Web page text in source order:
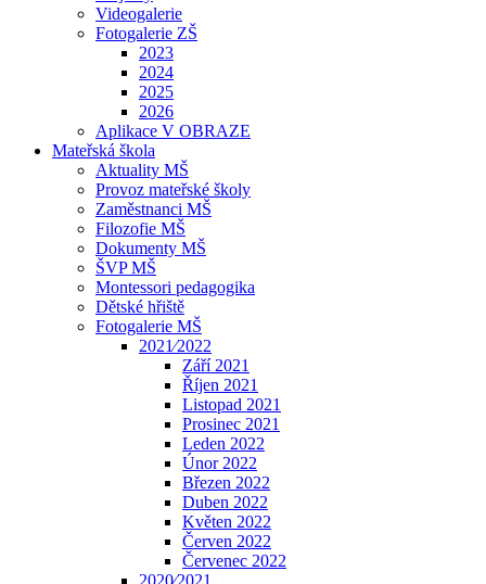
Videogalerie
Fotogalerie ZŠ
2023
2024
2025
2026
Aplikace V OBRAZE
Mateřská škola
Aktuality MŠ
Provoz mateřské školy
Zaměstnanci MŠ
Filozofie MŠ
Dokumenty MŠ
ŠVP MŠ
Montessori pedagogika
Dětské hřiště
Fotogalerie MŠ
2021⁄2022
Září 2021
Říjen 2021
Listopad 2021
Prosinec 2021
Leden 2022
Únor 2022
Březen 2022
Duben 2022
Květen 2022
Červen 2022
Červenec 2022
2020⁄2021